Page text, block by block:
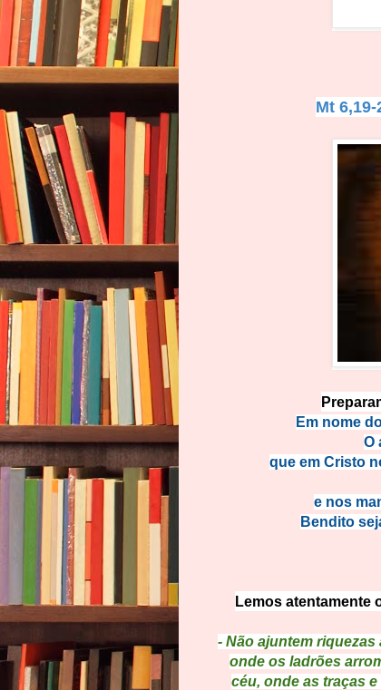
Mt
Em nome
O
que em Cristo
e nos
Bendito
Lemos atentamente
- Não ajuntem
onde os ladrões
céu, onde as traças